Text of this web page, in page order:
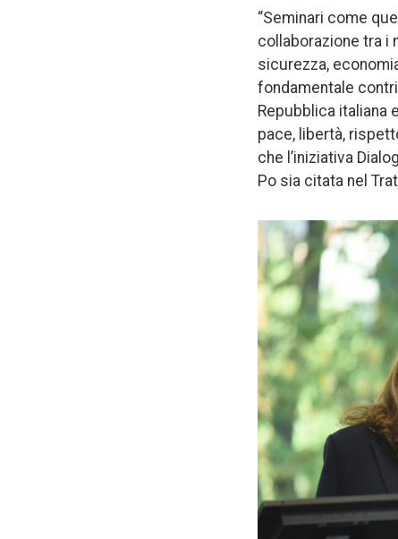
“Seminari come
collaborazione tra i
sicurezza,
fondamentale
Repubblica italiana
pace, libertà,
che l’iniziativa
Po sia citata nel